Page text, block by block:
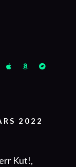
2022
Kut!,